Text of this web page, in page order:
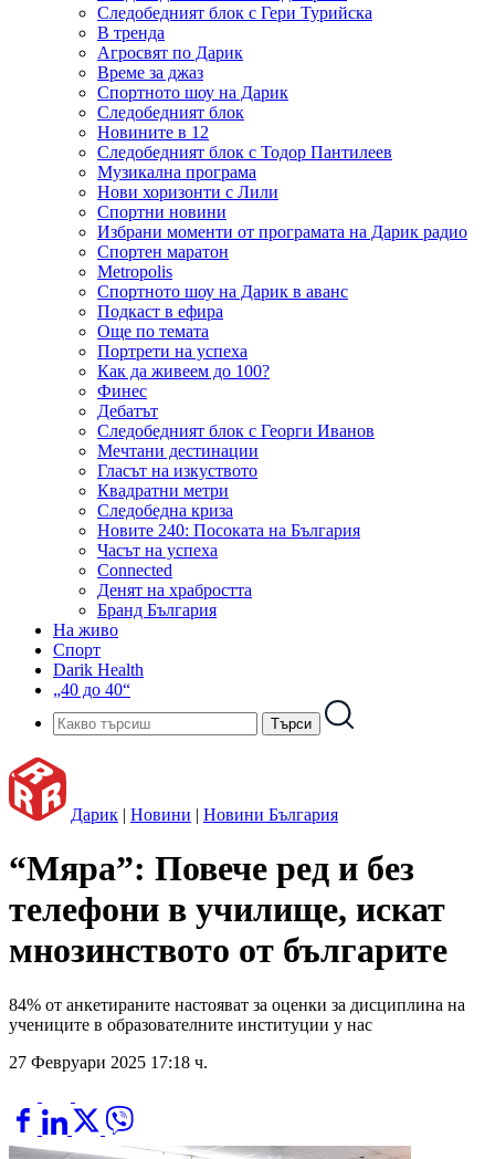
Следобедният блок с Гери Турийска
В тренда
Агросвят по Дарик
Време за джаз
Спортното шоу на Дарик
Следобедният блок
Новините в 12
Следобедният блок с Тодор Пантилеев
Музикална програма
Нови хоризонти с Лили
Спортни новини
Избрани моменти от програмата на Дарик радио
Спортен маратон
Metropolis
Спортното шоу на Дарик в аванс
Подкаст в ефира
Още по темата
Портрети на успеха
Как да живеем до 100?
Финес
Дебатът
Следобедният блок с Георги Иванов
Мечтани дестинации
Гласът на изкуството
Квадратни метри
Следобедна криза
Новите 240: Посоката на България
Часът на успеха
Connected
Денят на храбростта
Бранд България
На живо
Спорт
Darik Health
„40 до 40“
Дарик | Новини | Новини България
“Мяра”: Повече ред и без
телефони в училище, искат
мнозинството от българите
84% от анкетираните настояват за оценки за дисциплина на
учениците в образователните институции у нас
27 Февруари 2025 17:18 ч.